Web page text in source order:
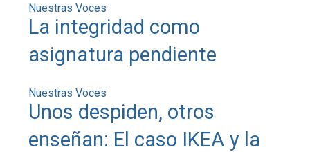
Nuestras Voces
La integridad como
asignatura pendiente
Nuestras Voces
Unos despiden, otros
enseñan: El caso IKEA y la